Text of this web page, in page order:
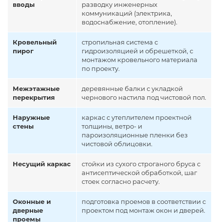
вводы
разводку инженерных
коммуникаций (электрика,
водоснабжение, отопление).
Кровельный
пирог
стропильная система с
гидроизоляцией и обрешеткой, с
монтажом кровельного материала
по проекту.
Межэтажные
перекрытия
деревянные балки с укладкой
чернового настила под чистовой пол.
Наружные
стены
каркас с утеплителем проектной
толщины, ветро- и
пароизоляционные пленки без
чистовой облицовки.
Несущий каркас
стойки из сухого строганого бруса с
антисептической обработкой, шаг
стоек согласно расчету.
Оконные и
дверные
проемы
подготовка проемов в соответствии с
проектом под монтаж окон и дверей.